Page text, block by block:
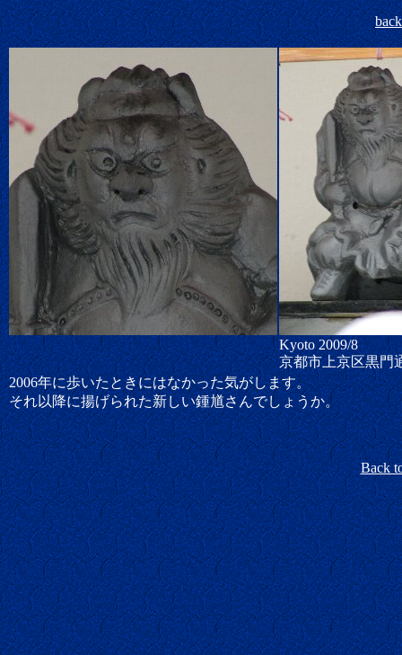
Kyoto 2009/8
京都市上京区黒門
2006年に歩いたときにはなかった気がします。
それ以降に揚げられた新しい鍾馗さんでしょうか。
Back